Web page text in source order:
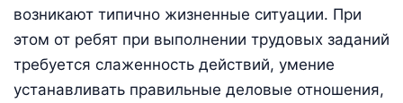
возникают типично жизненные ситуации. При
этом от ребят при выполнении трудовых заданий
требуется слаженность действий, умение
устанавливать правильные деловые отношения,